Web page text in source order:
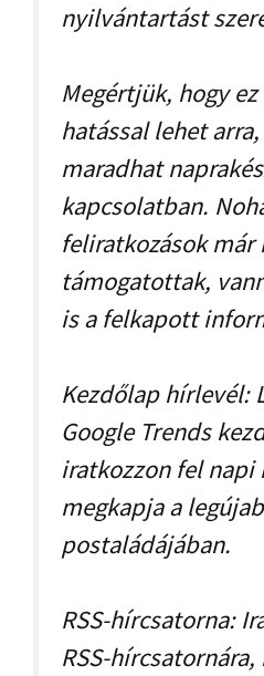
nyilvántartást
Megértjük, hogy
hatással lehet
maradhat
kapcsolatban.
feliratkozások már
támogatottak,
is a felkapott
Kezdőlap hírlevél:
Google Trends
iratkozzon fel napi
megkapja a
postaládájában.
RSS-hírcsatorna:
RSS-